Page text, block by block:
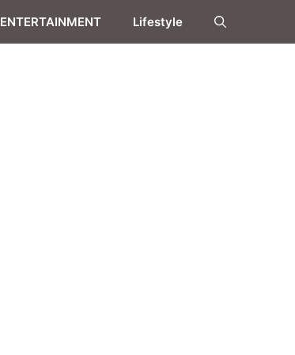
ENTERTAINMENT Lifestyle